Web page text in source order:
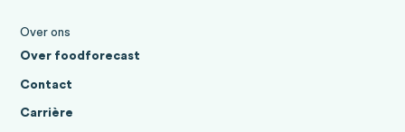
Over ons
Over foodforecast
Contact
Carrière